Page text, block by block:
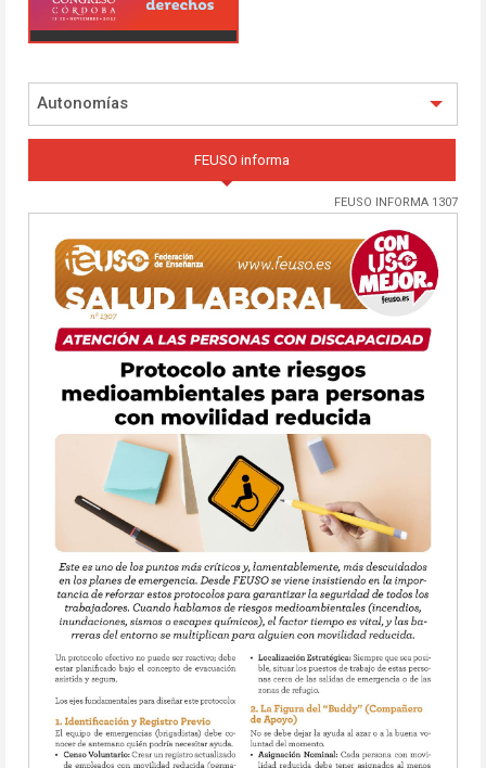
Autonomías
FEUSO informa
FEUSO INFORMA 1307